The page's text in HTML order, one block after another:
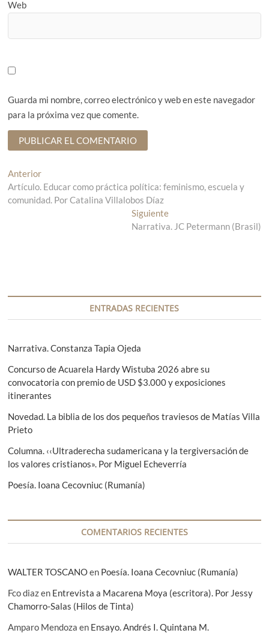
Web
Guarda mi nombre, correo electrónico y web en este navegador
para la próxima vez que comente.
N
a
c
n
d
e
n
t
r
a
a
s
Anterior
n
t
r
o
:
Artículo. Educar como práctica política: feminismo, escuela y
comunidad. Por Catalina Villalobos Díaz
SiguienteE
n
s
i
e
n
Narrativa. JC Petermann (Brasil)
ENTRADAS RECIENTES
Narrativa. Constanza Tapia Ojeda
Concurso de Acuarela Hardy Wistuba 2026 abre su
convocatoria con premio de USD $3.000 y exposiciones
itinerantes
Novedad. La biblia de los dos pequeños traviesos de Matías Villa
Prieto
Columna. ‹‹Ultraderecha sudamericana y la tergiversación de
los valores cristianos». Por Miguel Echeverría
Poesía. Ioana Cecovniuc (Rumanía)
COMENTARIOS RECIENTES
WALTER TOSCANOen Poesía. Ioana Cecovniuc (Rumanía)
Fco diazen Entrevista a Macarena Moya (escritora). Por Jessy
Chamorro-Salas (Hilos de Tinta)
Amparo Mendoza en Ensayo. Andrés I. Quintana M.